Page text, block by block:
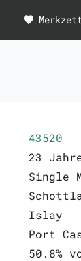
43520
23
Single
Islay
Port
50.8%